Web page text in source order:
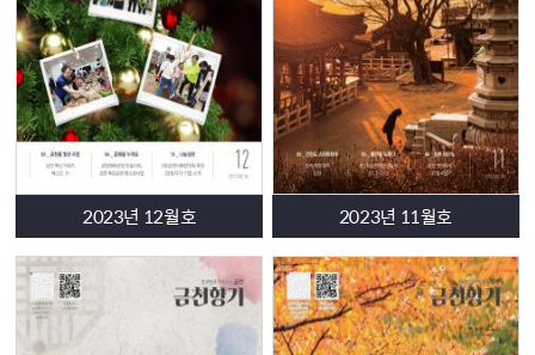
- 2026중증장애인 스마트 음성스위치 지원사업
-독산2동주민센터 찾아가는 치매 선별검진
-금천어르신복지센터 기타 동아리 모집
-다회 헌혈자 상품권 지원사업
- 2026년 영유아·모성 프로그램 하반기<숲 태교 교실>참여자
모집
-잠시만 한 아이의 세상이 되어주세요 가정위탁부모 모집
- 2026년 금천구 정신건강 심리상담 바우처 사업( 구 전국민 마
음투자 지원사업)
-
국민연금공단과 함께하는 노후준비 종합상담
-만성질환 예방을 위한 중장년 맞춤 건강요리 교육<신사의 밥
상>
2023년 12월호 2023년 11월호